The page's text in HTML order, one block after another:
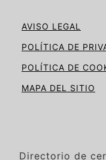
AVISO LEGAL
POLÍTICA DE
POLÍTICA DE
MAPA DEL SITIO
Directorio de